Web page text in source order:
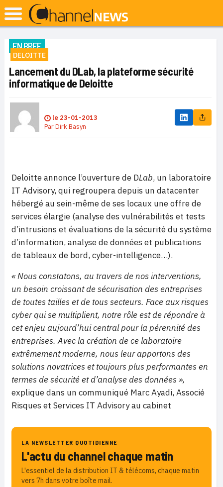
EN BREF
DELOITTE
Lancement du DLab, la plateforme sécurité
informatique de Deloitte
le 23-01-2013
ParDirk Basyn
Deloitte annonce l’ouverture de DLab, un laboratoire
IT Advisory, qui regroupera depuis un datacenter
hébergé au sein-même de ses locaux une offre de
services élargie (analyse des vulnérabilités et tests
d’intrusions et évaluations de la sécurité du système
d’information, analyse de données et publications
de tableaux de bord, cyber-intelligence…).
« Nous constatons, au travers de nos interventions,
un besoin croissant de sécurisation des entreprises
de toutes tailles et de tous secteurs. Face aux risques
cyber qui se multiplient, notre rôle est de répondre à
cet enjeu aujourd’hui central pour la pérennité des
entreprises. Avec la création de ce laboratoire
extrêmement moderne, nous leur apportons des
solutions novatrices et toujours plus performantes en
termes de sécurité et d’analyse des données »,
explique dans un communiqué Marc Ayadi, Associé
Risques et Services IT Advisory au cabinet
LA NEWSLETTER QUOTIDIENNE
L'actu du channel chaque matin
L'essentiel de la distribution IT & télécoms, chaque matin
vers 7h dans votre boîte mail.